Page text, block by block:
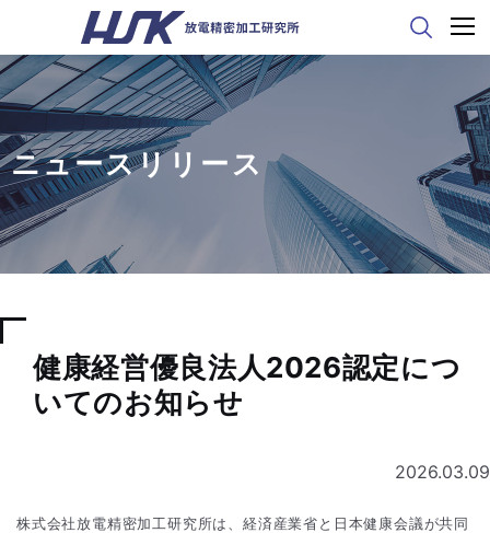
ニュースリリース
健康経営優良法人2026認定につ
いてのお知らせ
2026.03.09
株式会社放電精密加工研究所は、経済産業省と日本健康会議が共同